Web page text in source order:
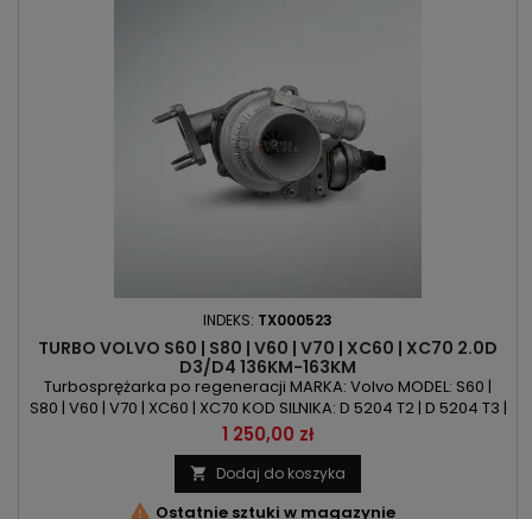
INDEKS: TX000523
TURBO VOLVO S60 | S80 | V60 | V70 | XC60 | XC70 2.0D
D3/D4 136KM-163KM
Turbosprężarka po regeneracji MARKA: Volvo MODEL: S60 |
S80 | V60 | V70 | XC60 | XC70 KOD SILNIKA: D 5204 T2 | D 5204 T3 |
D 5204 T7 POJEMNOŚĆ: 1984ccm 2.0 D MOC: 136KM/100kW |
163KM/120kW ROK PRODUKCJI: Od 2010r
Cena
1 250,00 zł
 Dodaj do koszyka
 Ostatnie sztuki w magazynie